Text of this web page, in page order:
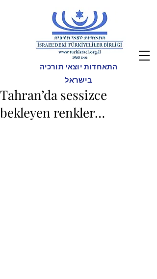
התאחדות יוצאי תורכיה
בישראל
Tahran’da sessizce
bekleyen renkler…